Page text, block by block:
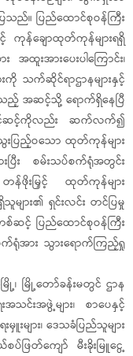
ည်။ ပြည်ထောင်စုဝန်ကြီး
ကုန်ချောထုတ်ကုန်များရရှိ
းအားပေးပါကြောင်း၊
သက်ဆိုင်ရာဌာနများနှင့်
ည့် အဆင့်သို့ ရောက်ရှိနေပြီ
ဆင့်ဆင့်ကိုလည်း ဆက်လက်၍
ပြည့်ဝသော ထုတ်ကုန်များ
ပြီး စမ်းသပ်စက်ရုံအတွင်း
ဖိုးမြှင့် ထုတ်ကုန်များ
ျား၏ ရှင်းလင်း တင်ပြမှု
စ်ဆင့် ပြည်ထောင်စုဝန်ကြီး
အား သွားရောက်ကြည့်ရှု
မြို့တော်ခန်းမတွင် ဌာန
သင်းအဖွဲ့များ၊ စာပေနှင့်
းများ၊ ဒေသခံပြည်သူများ
ဖြတ်ကျော် မီးခိုးမြူငွေ့